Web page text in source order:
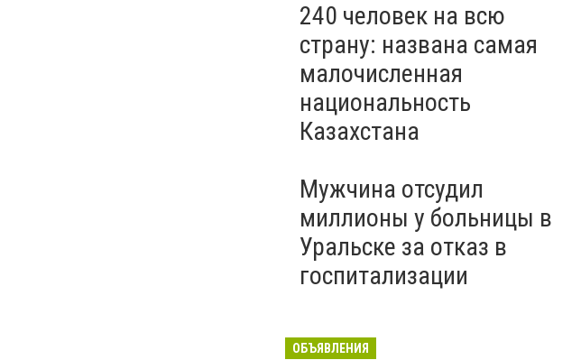
240 человек на всю
страну: названа самая
малочисленная
национальность
Казахстана
Мужчина отсудил
миллионы у больницы в
Уральске за отказ в
госпитализации
ОБЪЯВЛЕНИЯ